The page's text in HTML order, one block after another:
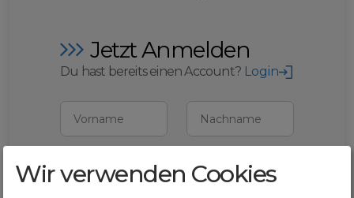
Jetzt Anmelden
Du hast bereits einen Account? Login
Vorname Nachname
E-Mail
Wir verwenden Cookies